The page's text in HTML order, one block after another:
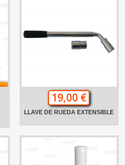
19,00 €
LLAVE DE RUEDA EXTENSIBLE